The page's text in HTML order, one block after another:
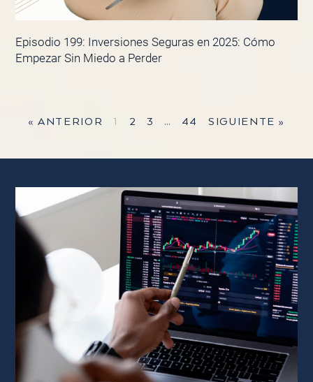
Episodio 199: Inversiones Seguras en 2025: Cómo
Empezar Sin Miedo a Perder
« ANTERIOR 1 2 3 … 44 SIGUIENTE »